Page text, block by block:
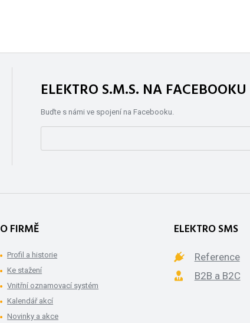
ELEKTRO S.M.S. NA FACEBOOKU
Buďte s námi ve spojení na Facebooku.
O FIRMĚ
Profil a historie
Ke stažení
Vnitřní oznamovací systém
Kalendář akcí
Novinky a akce
ELEKTRO SMS
Reference
B2B a B2C